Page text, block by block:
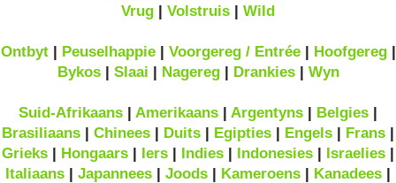
Vrug | Volstruis | Wild
Ontbyt| Peuselhappie| Voorgereg / Entrée| Hoofgereg|
Bykos| Slaai | Nagereg| Drankies| Wyn
Suid-Afrikaans | Amerikaans | Argentyns | Belgies |
Brasiliaans | Chinees | Duits | Egipties | Engels | Frans |
Grieks | Hongaars | Iers | Indies | Indonesies | Israelies |
Italiaans | Japannees | Joods | Kameroens | Kanadees |